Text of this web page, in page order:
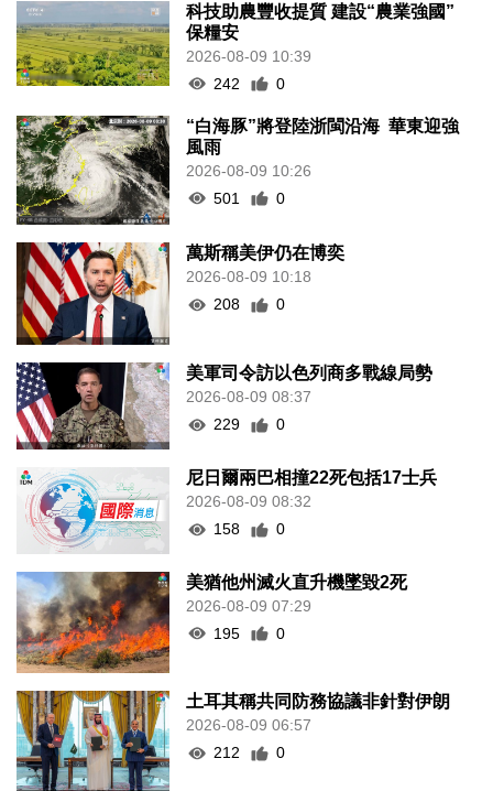
科技助農豐收提質 建設“農業強國”
保糧安
2026-08-09 10:39
242
0
“白海豚”將登陸浙閩沿海 華東迎強
風雨
2026-08-09 10:26
501
0
萬斯稱美伊仍在博奕
2026-08-09 10:18
208
0
美軍司令訪以色列商多戰線局勢
2026-08-09 08:37
229
0
尼日爾兩巴相撞22死包括17士兵
2026-08-09 08:32
158
0
美猶他州滅火直升機墜毀2死
2026-08-09 07:29
195
0
土耳其稱共同防務協議非針對伊朗
2026-08-09 06:57
212
0